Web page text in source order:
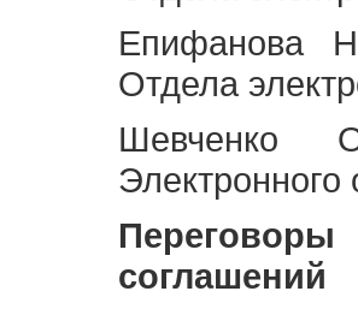
Епифанова
Отдела
Шевченко
соглашений